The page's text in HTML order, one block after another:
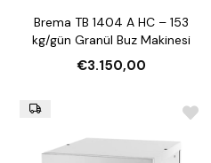
Brema TB 1404 A HC – 153
kg/gün Granül Buz Makinesi
€3.150,00